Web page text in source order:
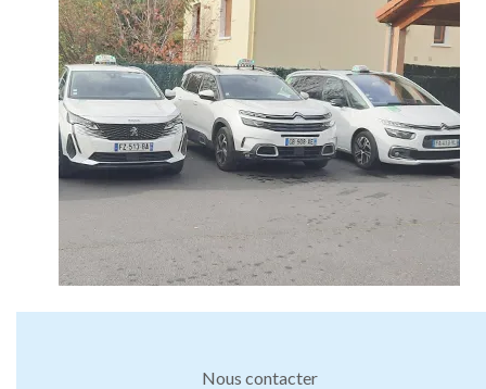
Nous contacter